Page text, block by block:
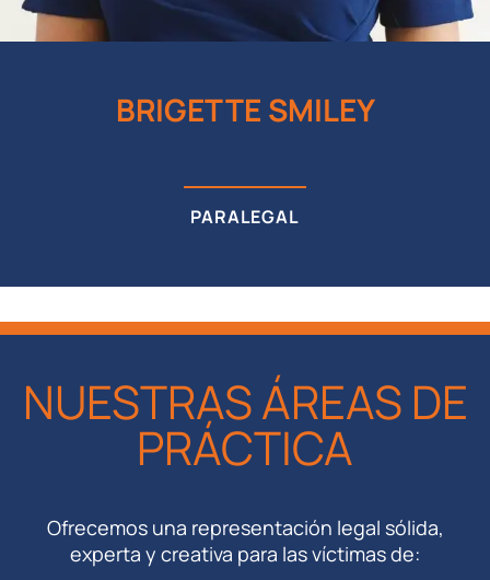
BRIGETTE SMILEY
PARALEGAL
Brigette Smiley, originaria de Newnan, Georgia,
NUESTRAS ÁREAS DE
PRÁCTICA
Ofrecemos una representación legal sólida,
experta y creativa para las víctimas de: